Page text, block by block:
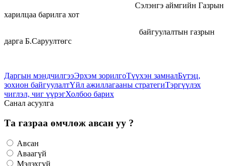
Сэлэнгэ аймгийн Газрын
харилцаа барилга хот
байгуулалтын газрын
дарга Б.Саруултөгс
Даргын мэндчилгээЭрхэм зорилгоТүүхэн замналБүтэц,
зохион байгуулалтҮйл ажиллагааны стратегиТэргүүлэх
чиглэл, чиг үүрэгХолбоо барих
Санал асуулга
Та газраа өмчлөж авсан уу ?
Авсан
Аваагүй
Мэдэхгүй